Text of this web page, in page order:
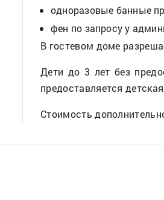
одноразовые банные
фен по запросу у
В гостевом доме
Дети до 3 лет без
предоставляется
Стоимость